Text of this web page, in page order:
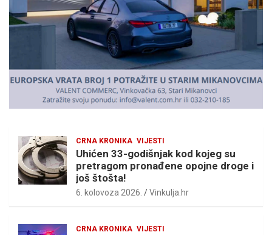
e
:
CRNA KRONIKA VIJESTI
Uhićen 33-godišnjak kod kojeg su
pretragom pronađene opojne droge i
još štošta!
6. kolovoza 2026. Vinkulja.hr
CRNA KRONIKA VIJESTI